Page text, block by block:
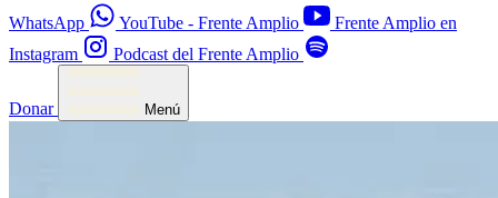
WhatsApp YouTube - Frente Amplio
Frente Amplio en
Instagram
Podcast del Frente Amplio
Donar Menú